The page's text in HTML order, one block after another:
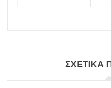
ΣΧΕΤΙΚΆ